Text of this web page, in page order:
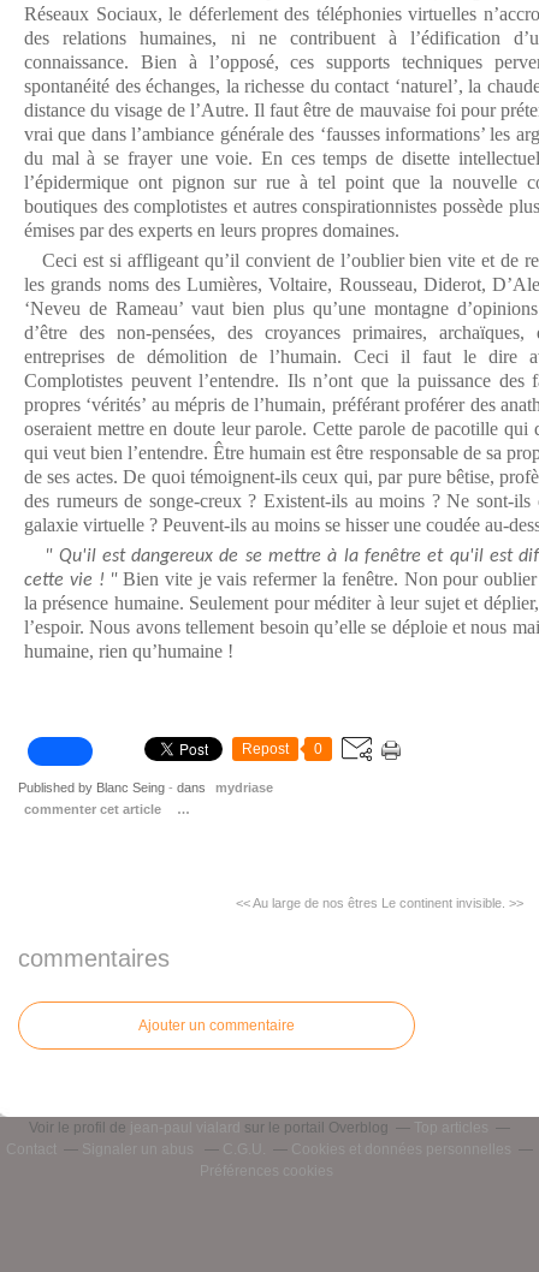
Réseaux Sociaux, le déferlement des téléphonies virtuelles
des relations humaines, ni ne contribuent à l’édification
connaissance. Bien à l’opposé, ces supports techniques
spontanéité des échanges, la richesse du contact ‘naturel’, la
distance du visage de l’Autre. Il faut être de mauvaise foi pour
vrai que dans l’ambiance générale des ‘fausses informations’ les
du mal à se frayer une voie. En ces temps de disette
l’épidermique ont pignon sur rue à tel point que la nouvelle
boutiques des complotistes et autres conspirationnistes possède
émises par des experts en leurs propres domaines.
Ceci est si affligeant qu’il convient de l’oublier bien vite et de
les grands noms des Lumières, Voltaire, Rousseau, Diderot,
‘Neveu de Rameau’ vaut bien plus qu’une montagne
d’être des non-pensées, des croyances primaires,
entreprises de démolition de l’humain. Ceci il faut le dire
Complotistes peuvent l’entendre. Ils n’ont que la puissance des
propres ‘vérités’ au mépris de l’humain, préférant proférer des
oseraient mettre en doute leur parole. Cette parole de pacotille qui
qui veut bien l’entendre. Être humain est être responsable de sa
de ses actes. De quoi témoignent-ils ceux qui, par pure bêtise,
des rumeurs de songe-creux ? Existent-ils au moins ? Ne sont-ils
galaxie virtuelle ? Peuvent-ils au moins se hisser une coudée au-
" Qu'il est dangereux de se mettre à la fenêtre et qu'il est
cette vie ! "Bien vite je vais refermer la fenêtre. Non pour
la présence humaine. Seulement pour méditer à leur sujet et
l’espoir. Nous avons tellement besoin qu’elle se déploie et nous
humaine, rien qu’humaine !
Repost 0
Published by Blanc Seing - dans
mydriase
commenter cet article
…
<< Au large de nos êtres Le continent invisible. >>
commentaires
Ajouter un commentaire
Voir le profil de jean-paul vialard sur le portail Overblog
Top articles
Contact
Signaler un abus C.G.U.
Cookies et données personnelles
Préférences cookies